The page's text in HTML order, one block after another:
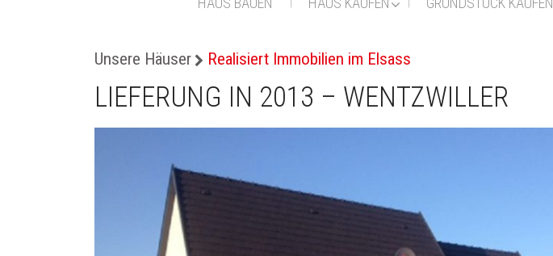
Unsere Häuser Realisiert Immobilien im Elsass
LIEFERUNG IN 2013 – WENTZWILLER